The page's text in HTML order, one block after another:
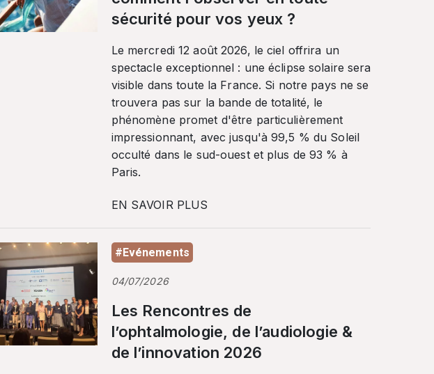
sécurité pour vos yeux ?
Le mercredi 12 août 2026, le ciel offrira un
spectacle exceptionnel : une éclipse solaire sera
visible dans toute la France. Si notre pays ne se
trouvera pas sur la bande de totalité, le
phénomène promet d'être particulièrement
impressionnant, avec jusqu'à 99,5 % du Soleil
occulté dans le sud-ouest et plus de 93 % à
Paris.
EN SAVOIR PLUS
#Evénements
04/07/2026
Les Rencontres de
l’ophtalmologie, de l’audiologie &
de l’innovation 2026